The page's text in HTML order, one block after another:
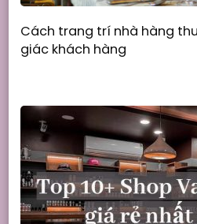
Cách trang trí nhà hàng
giác khách hàng